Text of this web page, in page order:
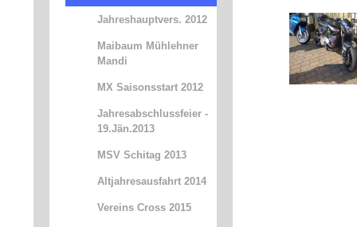
Jahreshauptvers. 2012
Maibaum Mühlehner
Mandi
MX Saisonsstart 2012
Jahresabschlussfeier -
19.Jän.2013
MSV Schitag 2013
Altjahresausfahrt 2014
Vereins Cross 2015